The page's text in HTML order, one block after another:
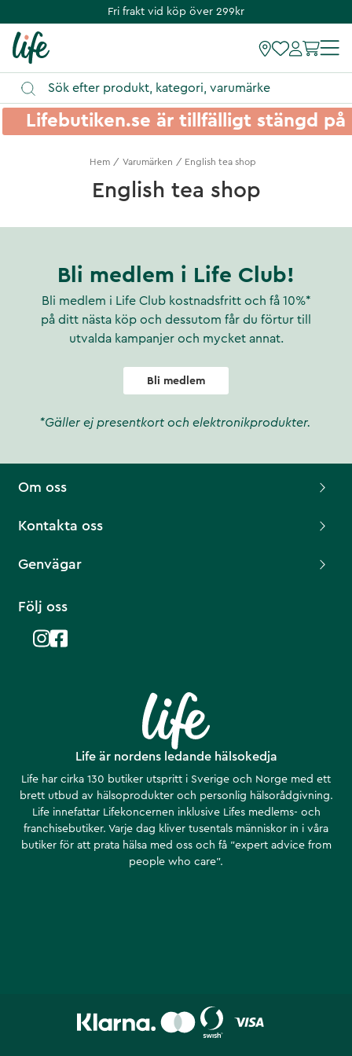
Fri frakt vid köp över 299kr
Lifebutiken.se är tillfälligt stängd
Hem Varumärken English tea shop
English tea shop
Bli medlem i Life Club!
Bli medlem i Life Club kostnadsfritt och få 10%*
på ditt nästa köp och dessutom får du förtur till
utvalda kampanjer och mycket annat.
Bli medlem
*Gäller ej presentkort och elektronikprodukter.
Life är nordens ledande hälsokedja
Life har cirka 130 butiker utspritt i Sverige och Norge med ett
brett utbud av hälsoprodukter och personlig hälsorådgivning.
Life innefattar Lifekoncernen inklusive Lifes medlems- och
franchisebutiker. Varje dag kliver tusentals människor in i våra
butiker för att prata hälsa med oss och få ”expert advice from
people who care”.
Om oss
Kontakta oss
Genvägar
Följ oss